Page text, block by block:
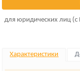
для юридических лиц
Характеристики